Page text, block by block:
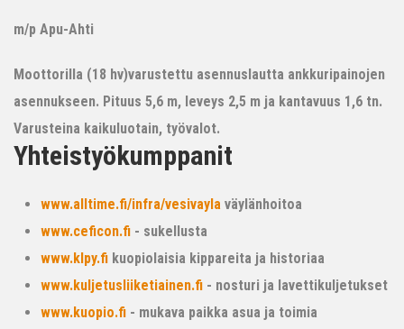
m/p Apu-Ahti
Moottorilla (18 hv)varustettu asennuslautta ankkuripainojen
asennukseen. Pituus 5,6 m, leveys 2,5 m ja kantavuus 1,6 tn.
Varusteina kaikuluotain, työvalot.
Yhteistyökumppanit
www.alltime.fi/infra/vesivayla väylänhoitoa
www.ceficon.fi - sukellusta
www.klpy.fi kuopiolaisia kippareita ja historiaa
www.kuljetusliiketiainen.fi - nosturi ja lavettikuljetukset
www.kuopio.fi - mukava paikka asua ja toimia